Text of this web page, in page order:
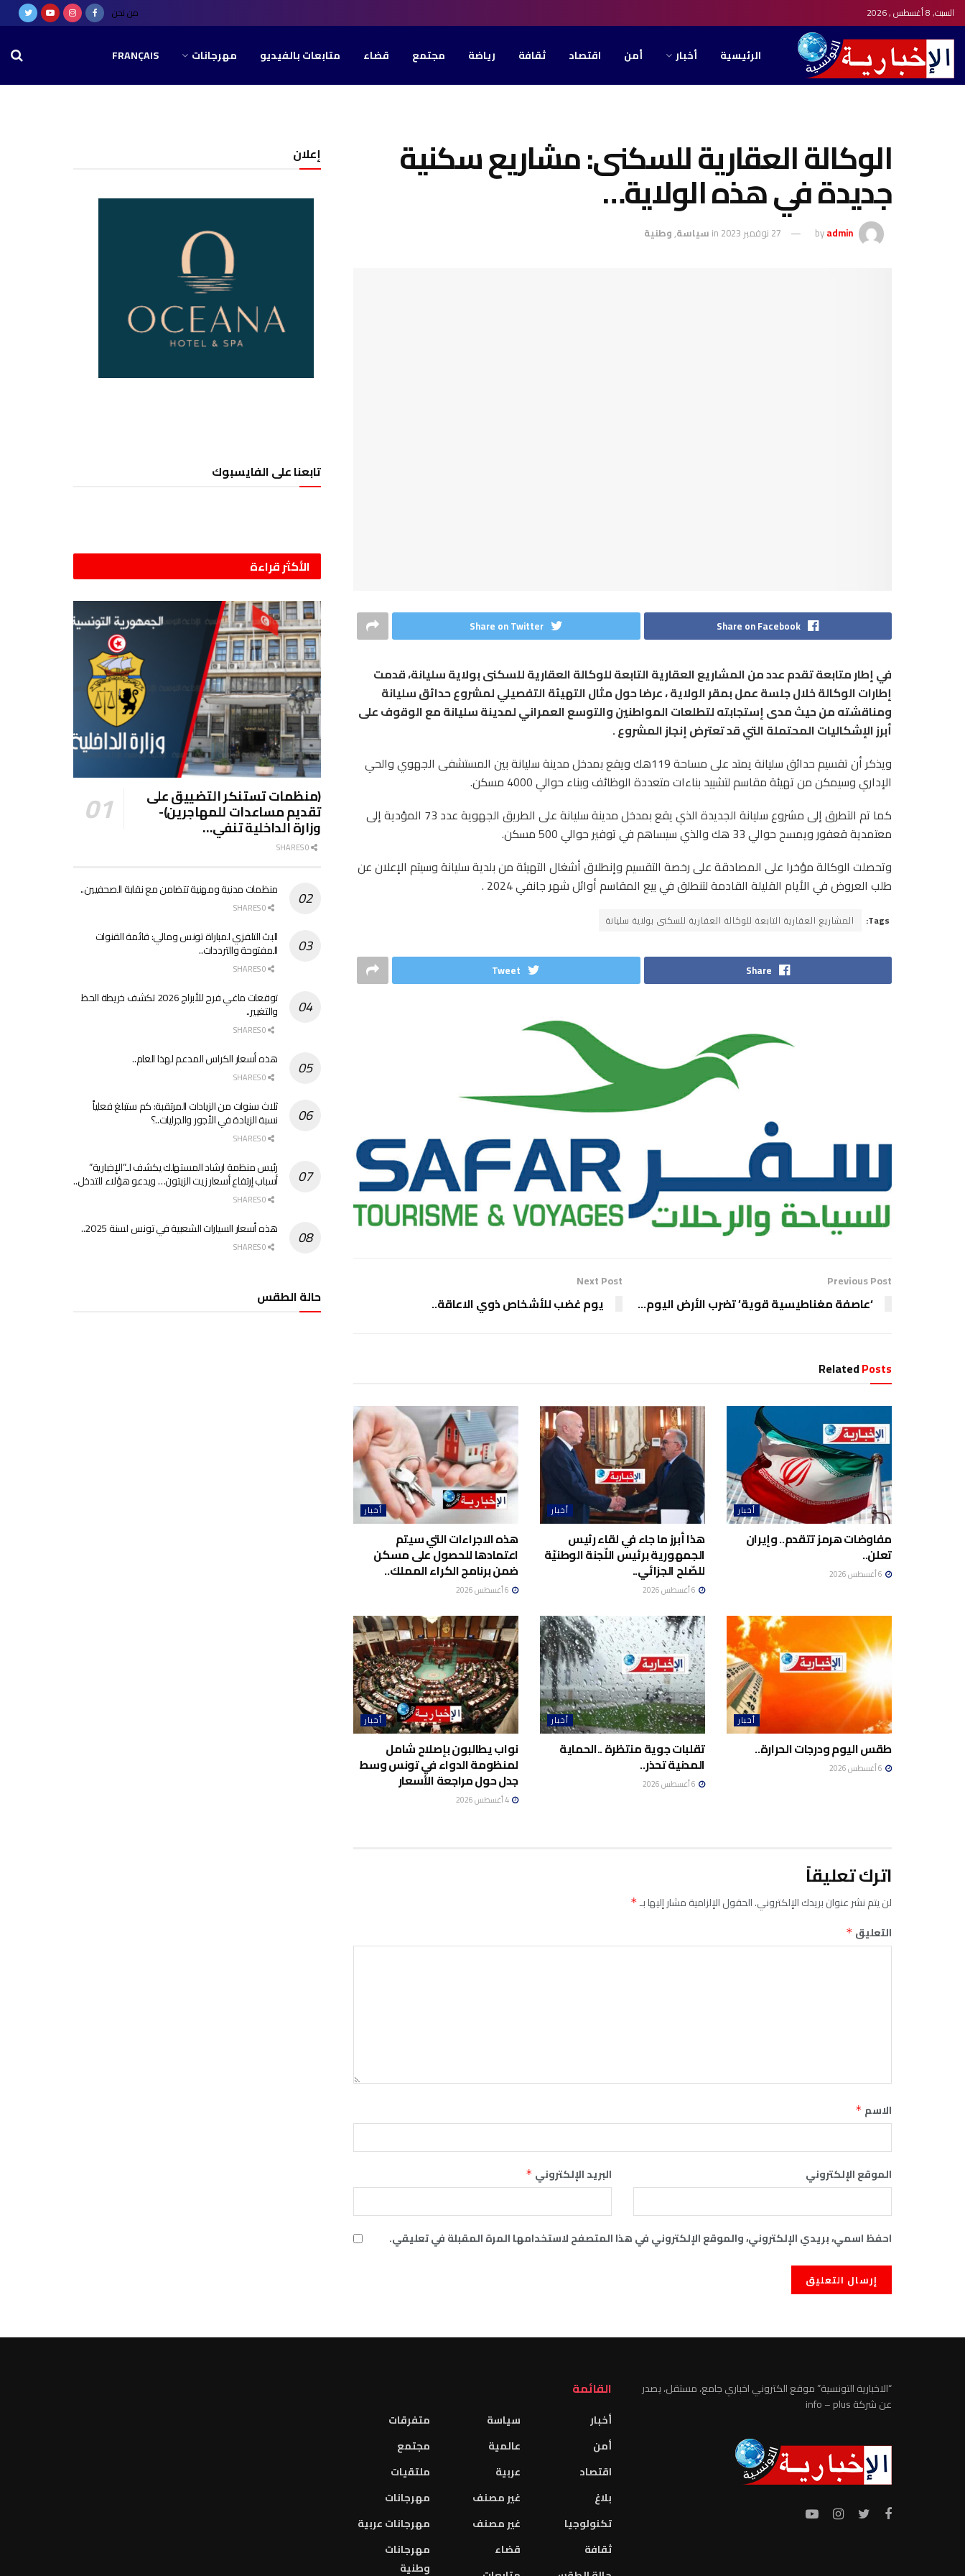
السبت, 8 أغسطس , 2026 من نحن
الرئيسية أخبار أمن اقتصاد ثقافة رياضة مجتمع قضاء متابعات بالفيديو مهرجانات FRANÇAIS
الوكالة العقارية للسكنى: مشاريع سكنية
جديدة في هذه الولاية…
byadmin 27 نوفمبر 2023 in سياسة,وطنية
Share on Facebook
Share on Twitter
في إطار متابعة تقدم عدد من المشاريع العقارية التابعة للوكالة العقارية للسكنى بولاية سليانة، قدمت
إطارات الوكالة خلال جلسة عمل بمقر الولاية ، عرضا حول مثال التهيئة التفصيلي لمشروع حدائق سليانة
ومناقشته من حيث مدى إستجابته لتطلعات المواطنين والتوسع العمراني لمدينة سليانة مع الوقوف على
أبرز الإشكاليات المحتملة التي قد تعترض إنجاز المشروع .
ويذكر أن تقسيم حدائق سليانة يمتد على مساحة 119هك ويقع بمدخل مدينة سليانة بين المستشفى الجهوي والحي
الإداري وسيمكن من تهيئة مقاسم لتشييد بناءات متعددة الوظائف وبناء حوالي 4000 مسكن.
كما تم التطرق إلى مشروع سليانة الجديدة الذي يقع بمدخل مدينة سليانة على الطريق الجهوية عدد 73 المؤدية إلى
معتمدية قعفور ويمسح حوالي 33 هك والذي سيساهم في توفير حوالي 500 مسكن.
وتحصلت الوكالة مؤخرا على المصادقة على رخصة التقسيم وإنطلاق أشغال التهيئة من بلدية سليانة وسيتم الإعلان عن
طلب العروض في الأيام القليلة القادمة لتنطلق في بيع المقاسم أوائل شهر جانفي 2024 .
Tags: المشاريع العقارية التابعة للوكالة العقارية للسكنى بولاية سليانة
Share
Tweet
Previous Post
‘عاصفة مغناطيسية قوية’ تضرب الأرض اليوم…
Next Post
يوم غضب للأشخاص ذوي الاعاقة..
RelatedPosts
أخبار
مفاوضات هرمز تتقدم.. وإيران
تعلن..
أخبار
هذا أبرز ما جاء في لقاء رئيس
الجمهورية برئيس اللّجنة الوطنيّة
للصّلح الجزائي..
أخبار
هذه الاجراءات التي سيتم
اعتمادها للحصول على مسكن
ضمن برنامج الكراء المملك..
أخبار
طقس اليوم ودرجات الحرارة..
أخبار
تقلبات جوية منتظرة ..الحماية
المدنية تحذر..
أخبار
نواب يطالبون بإصلاح شامل
لمنظومة الدواء في تونس وسط
جدل حول مراجعة الأسعار
اترك تعليقاً
لن يتم نشر عنوان بريدك الإلكتروني.الحقول الإلزامية مشار إليها بـ*
التعليق *
الاسم *
البريد الإلكتروني * الموقع الإلكتروني
احفظ اسمي، بريدي الإلكتروني، والموقع الإلكتروني في هذا المتصفح لاستخدامها المرة المقبلة في تعليقي.
إعلان
تابعنا على الفايسبوك
الأكثر قراءة
(منظمات تستنكر التضييق على
تقديم مساعدات للمهاجرين)-
وزارة الداخلية تنفي…
منظمات مدنية ومهنية تتضامن مع نقابة الصحفيين..
البث التلفزي لمباراة تونس ومالي: قائمة القنوات
المفتوحة والترددات..
توقعات ماغي فرح للأبراج 2026 تكشف خريطة الحظ
والتغيير..
هذه أسعار الكراس المدعم لهذا العام..
ثلاث سنوات من الزيادات المرتقبة: كم ستبلغ فعلياً
نسبة الزيادة في الأجور والجرايات..؟
رئيس منظمة ارشاد المستهلك يكشف لـ”الإخبارية”
أسباب إرتفاع أسعار زيت الزيتون… ويدعو هؤلاء للتدخل..
هذه أسعار السيارات الشعبية في تونس لسنة 2025..
حالة الطقس
“الاخبارية التونسية” موقع الكتروني اخباري جامع، مستقل، يصدر
عن شركة info – plus
القائمة
أخبار
أمن
اقتصاد
بلاغ
تكنولوجيا
ثقافة
سياسة
عالمية
عربية
غير مصنف
غير مصنف
قضاء
متفرقات
مجتمع
ملتقيات
مهرجانات
مهرجانات عربية
مهرجانات
وطنية